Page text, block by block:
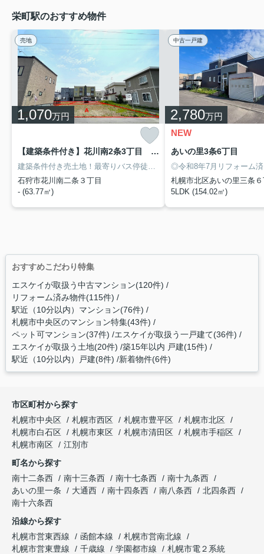
栄町駅のおすすめ物件
売地
1,070万円
【建築条件付き】花川南2条3丁目 全4区画
石狩市花川南二条３丁目
- (63.77㎡)
中古一戸建
2,780万円
NEW
あいの里3条6丁目
◎令和8年7月リフォーム
札幌市北区あいの里三条
5LDK (154.02㎡)
おすすめこだわり特集
エスケイが取扱う中古マンション(120件)
リフォーム済み物件(115件)
駅近（10分以内）マンション(76件)
札幌市中央区のマンション特集(43件)
ペット可マンション(37件) エスケイが取扱う一戸建て(36件)
エスケイが取扱う土地(20件) 築15年以内 戸建(15件)
駅近（10分以内）戸建(8件) 新着物件(6件)
市区町村から探す
札幌市中央区
札幌市西区 札幌市豊平区
札幌市北区
札幌市白石区
札幌市東区 札幌市清田区
札幌市手稲区
札幌市南区
江別市
町名から探す
南十二条西
南十三条西 南十七条西
南十九条西
あいの里一条
大通西 南十四条西 南八条西
北四条西
南十六条西
沿線から探す
札幌市営東西線
函館本線
札幌市営南北線
札幌市営東豊線
千歳線 学園都市線
札幌市電２系統